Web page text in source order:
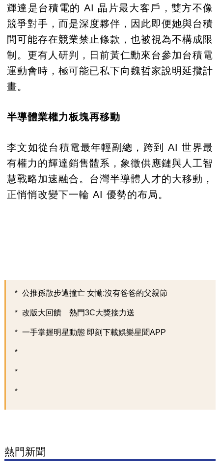
輝達是台積電的 AI 晶片最大客戶，雙方不像
競爭對手，而是深度夥伴，因此即便她與台積
間可能存在競業禁止條款，也被視為不構成限
制。更有人研判，日前黃仁勳來台參加台積電
運動會時，極可能已私下向魏哲家說明延攬計
畫。
半導體業權力板塊再移動
李文如從台積電最年輕副總，跨到 AI 世界最
有權力的輝達銷售體系，象徵供應鏈與人工智
慧戰略加速融合。台灣半導體人才的大移動，
正悄悄改變下一輪 AI 優勢的布局。
公推孫散步遭撞亡 女慟:沒有爸爸的父親節
改版大回饋 熱門3C大獎接力送
一手掌握明星動態 即刻下載娛樂星聞APP
熱門新聞